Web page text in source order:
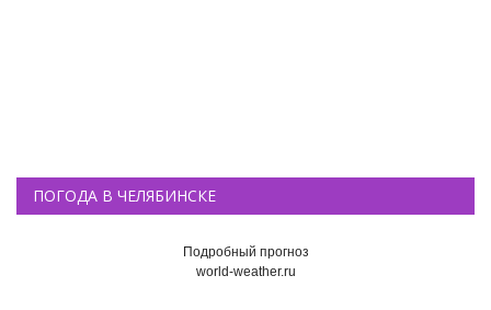
ПОГОДА В ЧЕЛЯБИНСКЕ
Подробный прогноз
world-weather.ru